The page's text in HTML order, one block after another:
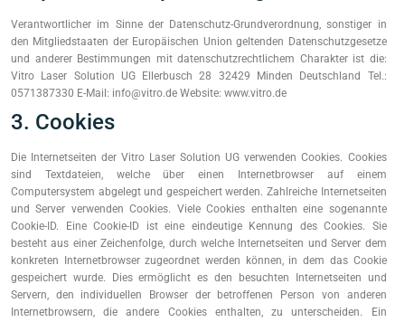
Verantwortlicher im Sinne der Datenschutz-Grundverordnung, sonstiger in
den Mitgliedstaaten der Europäischen Union geltenden Datenschutzgesetze
und anderer Bestimmungen mit datenschutzrechtlichem Charakter ist die:
Vitro Laser Solution UG Ellerbusch 28 32429 Minden Deutschland Tel.:
0571387330 E-Mail: info@vitro.de Website: www.vitro.de
3. Cookies
Die Internetseiten der Vitro Laser Solution UG verwenden Cookies. Cookies
sind Textdateien, welche über einen Internetbrowser auf einem
Computersystem abgelegt und gespeichert werden. Zahlreiche Internetseiten
und Server verwenden Cookies. Viele Cookies enthalten eine sogenannte
Cookie-ID. Eine Cookie-ID ist eine eindeutige Kennung des Cookies. Sie
besteht aus einer Zeichenfolge, durch welche Internetseiten und Server dem
konkreten Internetbrowser zugeordnet werden können, in dem das Cookie
gespeichert wurde. Dies ermöglicht es den besuchten Internetseiten und
Servern, den individuellen Browser der betroffenen Person von anderen
Internetbrowsern, die andere Cookies enthalten, zu unterscheiden. Ein